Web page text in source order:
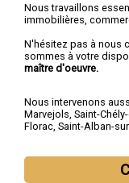
Nous travaillons
immobilières,
N'hésitez pas à nous
sommes à votre
maître d'oeuvre.
Nous intervenons
Marvejols, Saint-
Florac, Saint-Alban-